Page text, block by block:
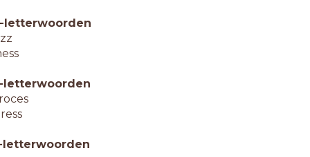
letterwoorden
letterwoorden
letterwoorden